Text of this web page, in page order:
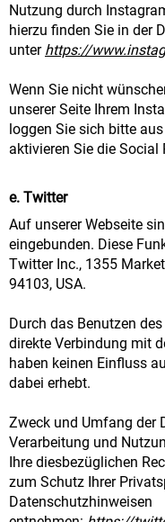
Nutzung durch
hierzu finden Sie in der
unter https://
Wenn Sie nicht
unserer Seite Ihrem
loggen Sie sich bitte
aktivieren Sie die Social
e. Twitter
Auf unserer Webseite
eingebunden. Diese
Twitter Inc., 1355
94103, USA.
Durch das Benutzen
direkte Verbindung mit
haben keinen Einfluss
dabei erhebt.
Zweck und Umfang der
Verarbeitung und
Ihre diesbezüglichen
zum Schutz Ihrer
Datenschutzhinweisen